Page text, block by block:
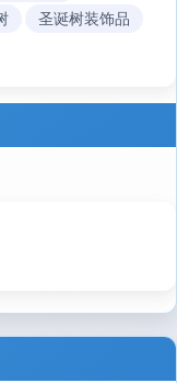
圣诞树装饰品